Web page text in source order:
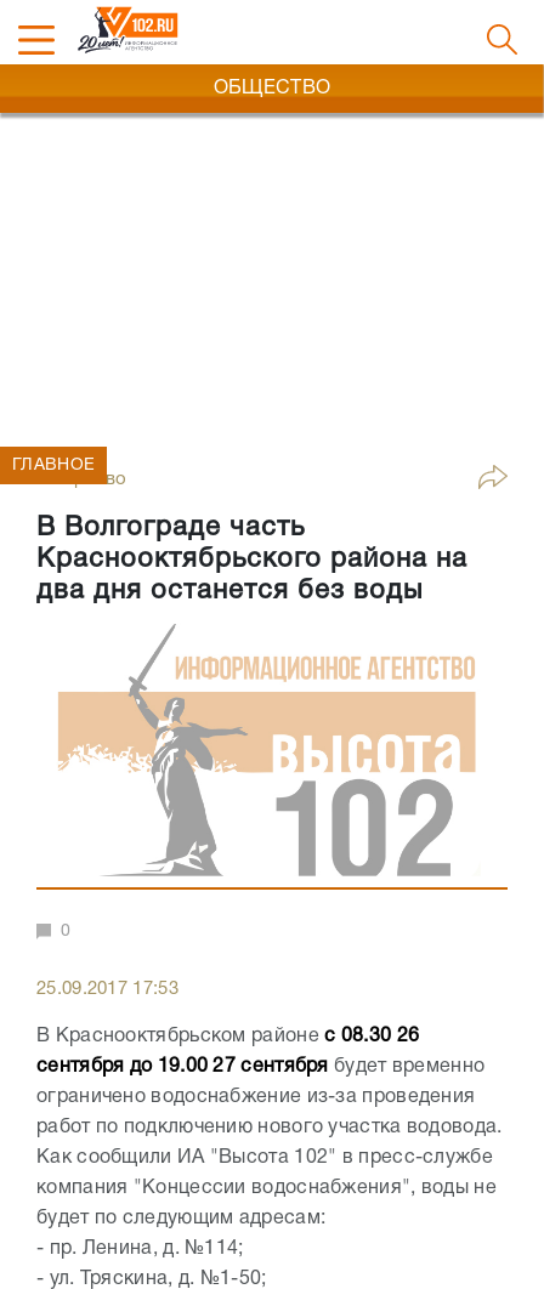
ОБЩЕСТВО
Общество
В Волгограде часть
Краснооктябрьского района на
два дня останется без воды
ГЛАВНОЕ
0
25.09.2017 17:53
В Краснооктябрьском районес 08.30 26
сентября до 19.00 27 сентября будет временно
ограничено водоснабжение из-за проведения
работ по подключению нового участка водовода.
Как сообщили ИА "Высота 102" в пресс-службе
компания "Концессии водоснабжения", воды не
будет по следующим адресам:
- пр. Ленина, д. №114;
- ул. Тряскина, д. №1-50;